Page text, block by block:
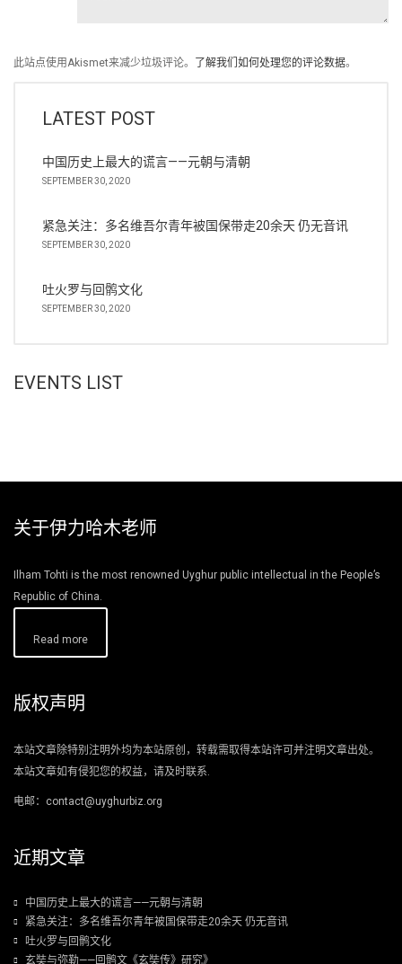
此站点使用Akismet来减少垃圾评论。 了解我们如何处理您的评论数据。
LATEST POST
中国历史上最大的谎言——元朝与清朝
SEPTEMBER 30, 2020
紧急关注：多名维吾尔青年被国保带走20余天 仍无音讯
SEPTEMBER 30, 2020
吐火罗与回鹘文化
SEPTEMBER 30, 2020
EVENTS LIST
关于伊力哈木老师
Ilham Tohti is the most renowned Uyghur public intellectual in the People’s
Republic of China.
Read more
版权声明
本站文章除特别注明外均为本站原创，转载需取得本站许可并注明文章出处。
本站文章如有侵犯您的权益，请及时联系.
电邮：contact@uyghurbiz.org
近期文章
中国历史上最大的谎言——元朝与清朝
紧急关注：多名维吾尔青年被国保带走20余天 仍无音讯
吐火罗与回鹘文化
玄奘与弥勒——回鹘文《玄奘传》研究》